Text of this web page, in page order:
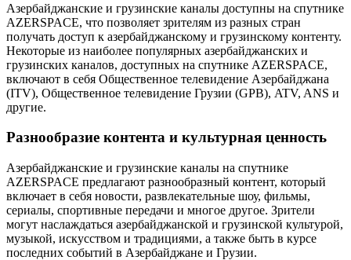
Азербайджанские и грузинские каналы доступны на спутнике
AZERSPACE, что позволяет зрителям из разных стран
получать доступ к азербайджанскому и грузинскому контенту.
Некоторые из наиболее популярных азербайджанских и
грузинских каналов, доступных на спутнике AZERSPACE,
включают в себя Общественное телевидение Азербайджана
(ITV), Общественное телевидение Грузии (GPB), ATV, ANS и
другие.
Разнообразие контента и культурная ценность
Азербайджанские и грузинские каналы на спутнике
AZERSPACE предлагают разнообразный контент, который
включает в себя новости, развлекательные шоу, фильмы,
сериалы, спортивные передачи и многое другое. Зрители
могут наслаждаться азербайджанской и грузинской культурой,
музыкой, искусством и традициями, а также быть в курсе
последних событий в Азербайджане и Грузии.